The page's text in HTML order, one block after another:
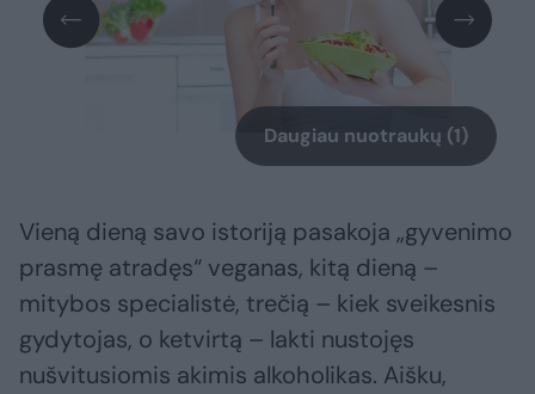
Daugiau nuotraukų (1)
Vieną dieną savo istoriją pasakoja „gyvenimo
prasmę atradęs“ veganas, kitą dieną –
mitybos specialistė, trečią – kiek sveikesnis
gydytojas, o ketvirtą – lakti nustojęs
nušvitusiomis akimis alkoholikas. Aišku,